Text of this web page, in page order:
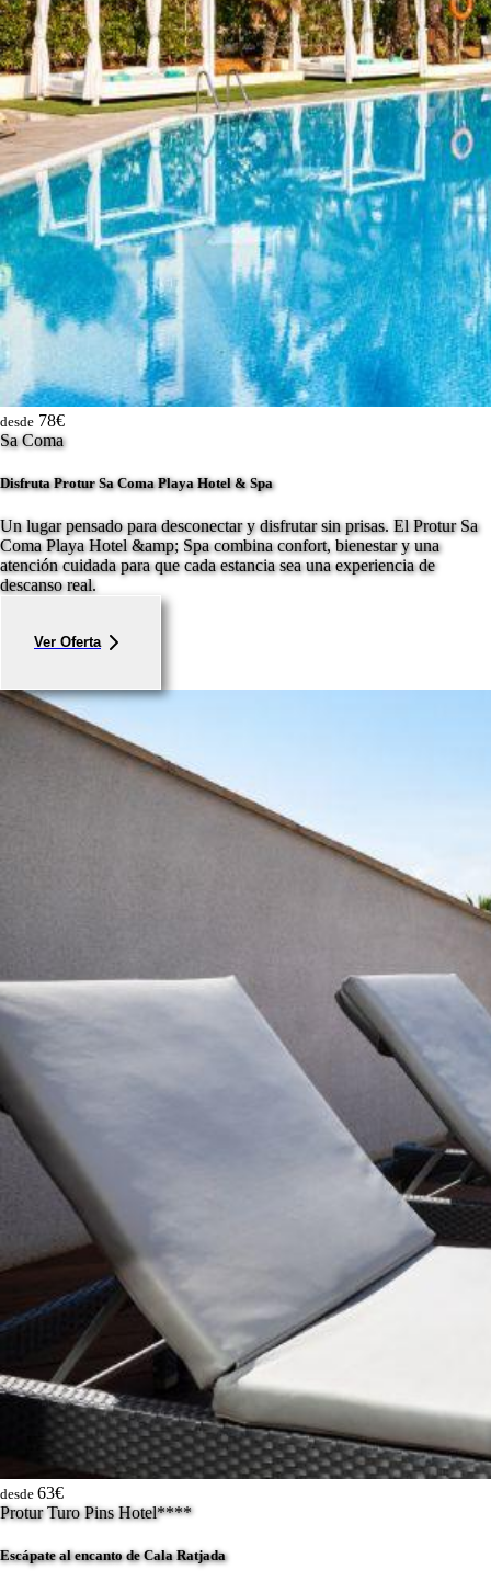
desde 78€
Sa Coma
Disfruta Protur Sa Coma Playa Hotel & Spa
Un lugar pensado para desconectar y disfrutar sin prisas. El Protur Sa
Coma Playa Hotel &amp; Spa combina confort, bienestar y una
atención cuidada para que cada estancia sea una experiencia de
descanso real.
Ver Oferta
desde 63€
Protur Turo Pins Hotel****
Escápate al encanto de Cala Ratjada